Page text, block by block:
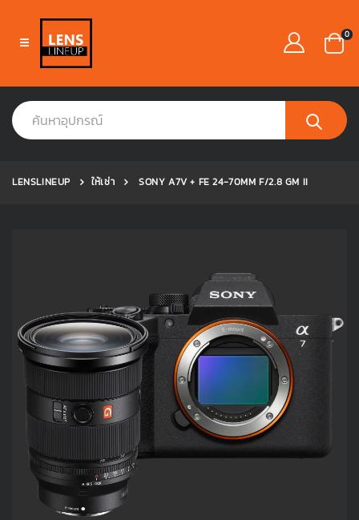
0
LENSLINEUP ให้เช่า SONY A7V + FE 24-70MM F/2.8 GM II